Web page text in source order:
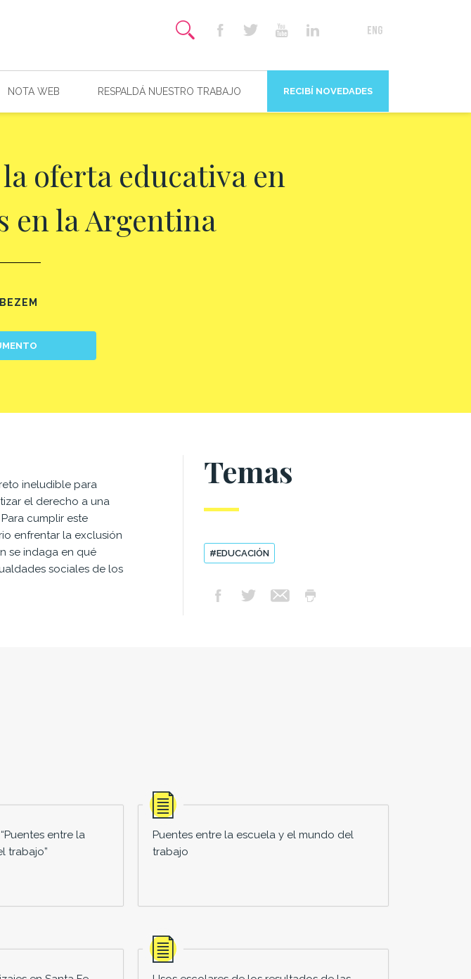
NOTA WEB RESPALDÁ NUESTRO TRABAJO RECIBÍ NOVEDADES
oferta educativa en
en la Argentina
ineludible para
el derecho a una
cumplir este
enfrentar la exclusión
se indaga en qué
sociales de los
Temas
#EDUCACIÓN
entre la
trabajo”
Puentes entre la escuela y el mundo del
trabajo